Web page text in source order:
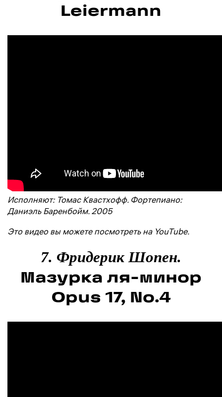
Leiermann
Исполняют: Томас Квастхофф. Фортепиано:
Даниэль Баренбойм. 2005
Это видео вы можете посмотреть на YouTube.
7. Фридерик Шопен.
Мазурка ля-минор
Opus 17, No.4